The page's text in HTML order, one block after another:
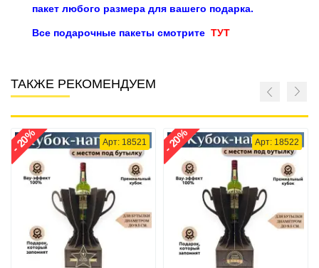
пакет любого размера для вашего подарка.
Все подарочные пакеты смотрите ТУТ
ТАКЖЕ РЕКОМЕНДУЕМ
Арт: 18521
- 20% Арт: 18522
- 20%